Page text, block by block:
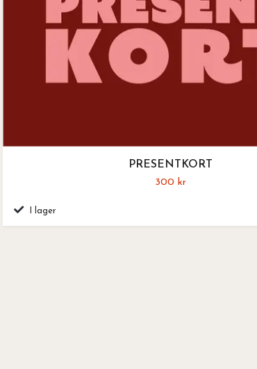
PRESENTKORT
300 kr
I lager